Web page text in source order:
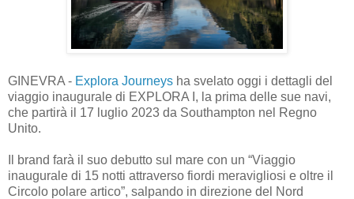
GINEVRA - Explora Journeys ha svelato oggi i dettagli del
viaggio inaugurale di EXPLORA I, la prima delle sue navi,
che partirà il 17 luglio 2023 da Southampton nel Regno
Unito.
Il brand farà il suo debutto sul mare con un “Viaggio
inaugurale di 15 notti attraverso fiordi meravigliosi e oltre il
Circolo polare artico”, salpando in direzione del Nord